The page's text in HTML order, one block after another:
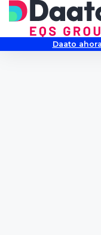
Daato